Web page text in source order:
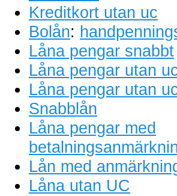
Kreditkort utan uc
Bolån:
Låna pengar snabbt
Låna pengar utan
Låna pengar utan
Snabblån
Låna pengar med
Lån med
Låna utan UC